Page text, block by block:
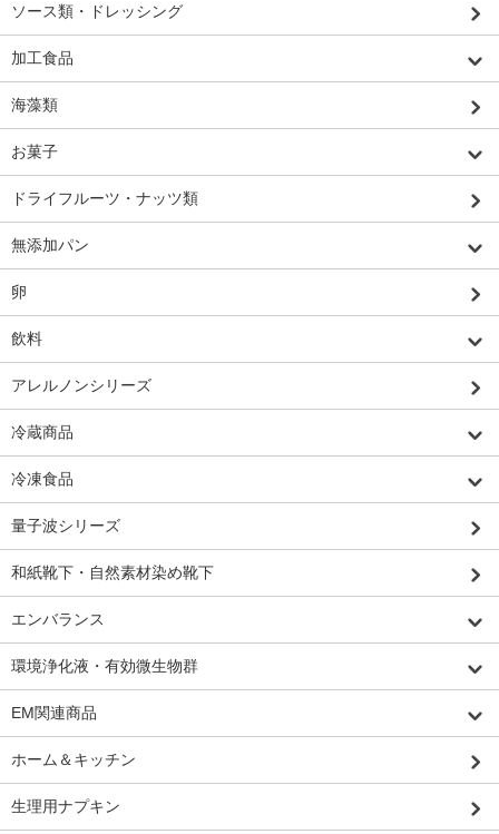
ソース類・ドレッシング
加工食品
海藻類
お菓子
ドライフルーツ・ナッツ類
無添加パン
卵
飲料
アレルノンシリーズ
冷蔵商品
冷凍食品
量子波シリーズ
和紙靴下・自然素材染め靴下
エンバランス
環境浄化液・有効微生物群
EM関連商品
ホーム＆キッチン
生理用ナプキン